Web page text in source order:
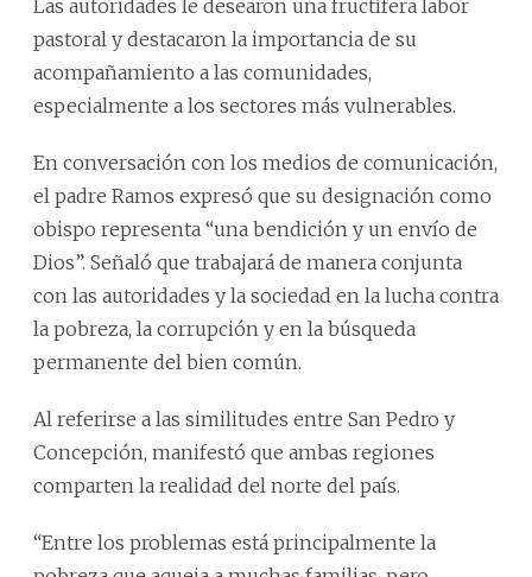
Las autoridades le desearon una fructífera labor
pastoral y destacaron la importancia de su
acompañamiento a las comunidades,
especialmente a los sectores más vulnerables.
En conversación con los medios de comunicación,
el padre Ramos expresó que su designación como
obispo representa “una bendición y un envío de
Dios”. Señaló que trabajará de manera conjunta
con las autoridades y la sociedad en la lucha contra
la pobreza, la corrupción y en la búsqueda
permanente del bien común.
Al referirse a las similitudes entre San Pedro y
Concepción, manifestó que ambas regiones
comparten la realidad del norte del país.
“Entre los problemas está principalmente la